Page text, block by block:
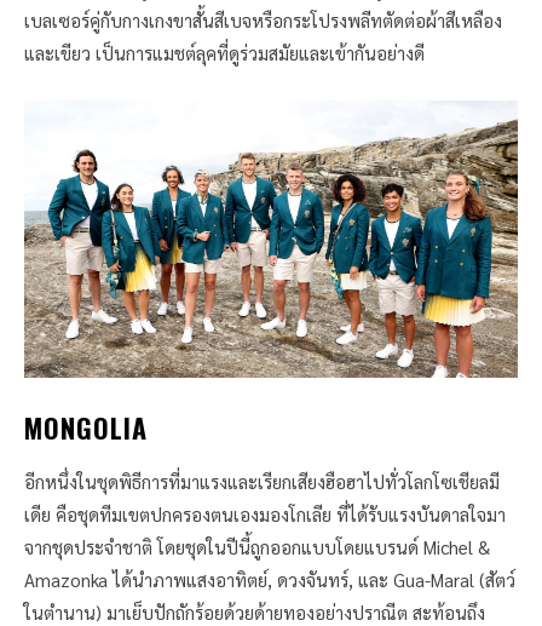
เบลเซอร์คู่กับกางเกงขาสั้นสีเบจหรือกระโปรงพลีทตัดต่อผ้าสีเหลือง
และเขียว เป็นการแมชต์ลุคที่ดูร่วมสมัยและเข้ากันอย่างดี
MONGOLIA
อีกหนึ่งในชุดพิธีการที่มาแรงและเรียกเสียงฮือฮาไปทั่วโลกโซเชียลมี
เดีย คือชุดทีมเขตปกครองตนเองมองโกเลีย ที่ได้รับแรงบันดาลใจมา
จากชุดประจำชาติ โดยชุดในปีนี้ถูกออกแบบโดยแบรนด์ Michel &
Amazonka ได้นำภาพแสงอาทิตย์, ดวงจันทร์, และ Gua-Maral (สัตว์
ในตำนาน) มาเย็บปักถักร้อยด้วยด้ายทองอย่างปราณีต สะท้อนถึง